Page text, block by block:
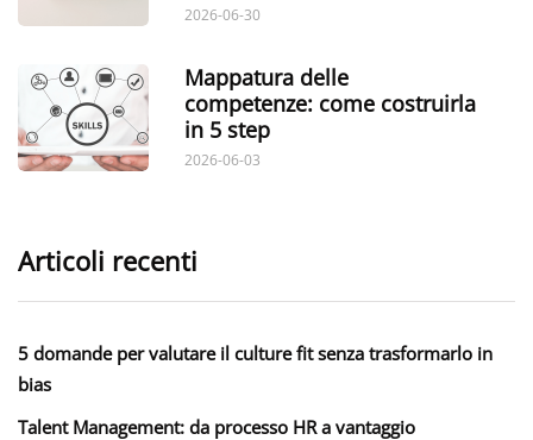
2026-06-30
Mappatura delle
competenze: come costruirla
in 5 step
2026-06-03
Articoli recenti
5 domande per valutare il culture fit senza trasformarlo in
bias
Talent Management: da processo HR a vantaggio